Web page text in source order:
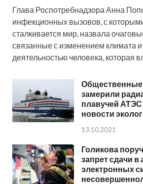
Глава Роспотребнадзора Анна
инфекционных вызовов, с
сталкивается мир, назвала
связанные с изменением климата и
деятельностью человека, которая
Общественные
замерили
плавучей АТЭС
новости
13.10.2021
Голикова
запрет сдачи в
электронных